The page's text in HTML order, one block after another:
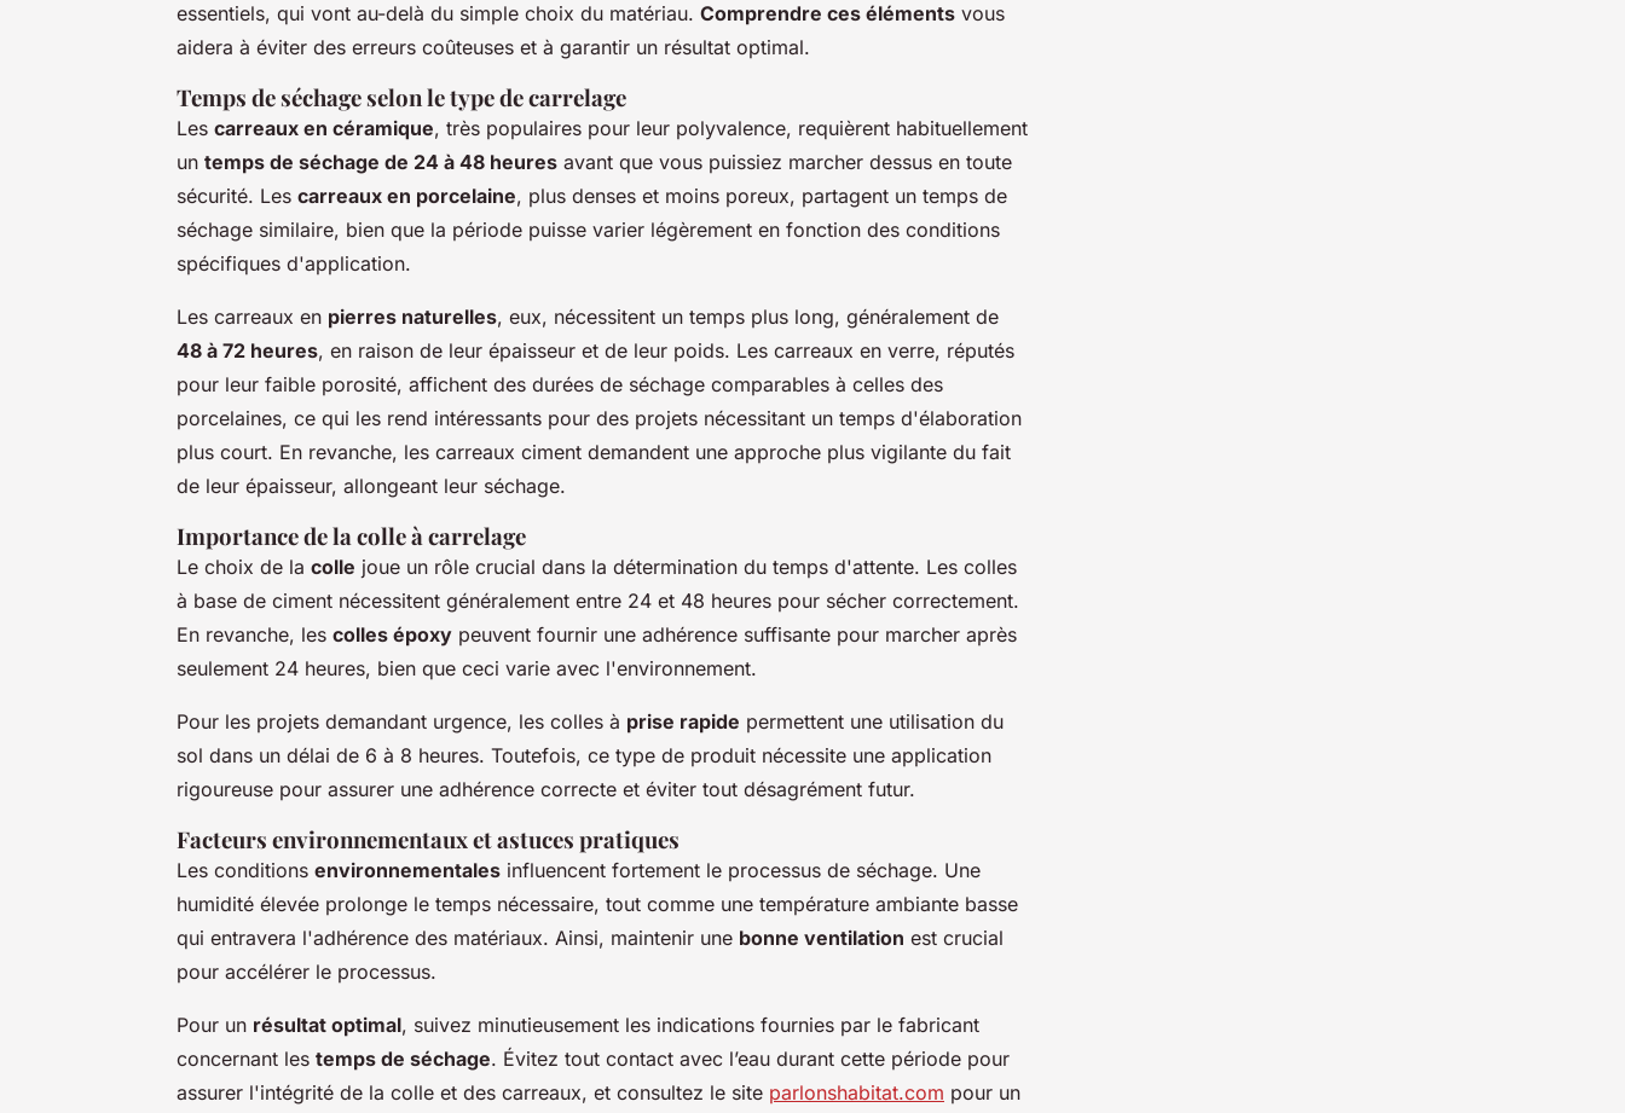
essentiels, qui vont au-delà du simple choix du matériau. Comprendre ces éléments vous
aidera à éviter des erreurs coûteuses et à garantir un résultat optimal.
Temps de séchage selon le type de carrelage
Les carreaux en céramique, très populaires pour leur polyvalence, requièrent habituellement
un temps de séchage de 24 à 48 heures avant que vous puissiez marcher dessus en toute
sécurité. Les carreaux en porcelaine, plus denses et moins poreux, partagent un temps de
séchage similaire, bien que la période puisse varier légèrement en fonction des conditions
spécifiques d'application.
Les carreaux en pierres naturelles, eux, nécessitent un temps plus long, généralement de
48 à 72 heures, en raison de leur épaisseur et de leur poids. Les carreaux en verre, réputés
pour leur faible porosité, affichent des durées de séchage comparables à celles des
porcelaines, ce qui les rend intéressants pour des projets nécessitant un temps d'élaboration
plus court. En revanche, les carreaux ciment demandent une approche plus vigilante du fait
de leur épaisseur, allongeant leur séchage.
Importance de la colle à carrelage
Le choix de la colle joue un rôle crucial dans la détermination du temps d'attente. Les colles
à base de ciment nécessitent généralement entre 24 et 48 heures pour sécher correctement.
En revanche, les colles époxy peuvent fournir une adhérence suffisante pour marcher après
seulement 24 heures, bien que ceci varie avec l'environnement.
Pour les projets demandant urgence, les colles à prise rapide permettent une utilisation du
sol dans un délai de 6 à 8 heures. Toutefois, ce type de produit nécessite une application
rigoureuse pour assurer une adhérence correcte et éviter tout désagrément futur.
Facteurs environnementaux et astuces pratiques
Les conditions environnementales influencent fortement le processus de séchage. Une
humidité élevée prolonge le temps nécessaire, tout comme une température ambiante basse
qui entravera l'adhérence des matériaux. Ainsi, maintenir une bonne ventilation est crucial
pour accélérer le processus.
Pour un résultat optimal, suivez minutieusement les indications fournies par le fabricant
concernant les temps de séchage. Évitez tout contact avec l’eau durant cette période pour
assurer l'intégrité de la colle et des carreaux, et consultez le site parlonshabitat.com pour un